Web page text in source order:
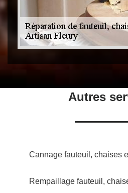
Autres
Cannage fauteuil, chaises
Rempaillage fauteuil,